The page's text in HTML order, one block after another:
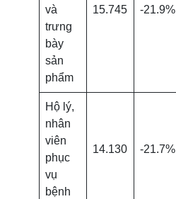
và
trưng
bày
sản
phẩm
15.745 -21.9%
Hộ lý,
nhân
viên
phục
vụ
bệnh
14.130 -21.7%